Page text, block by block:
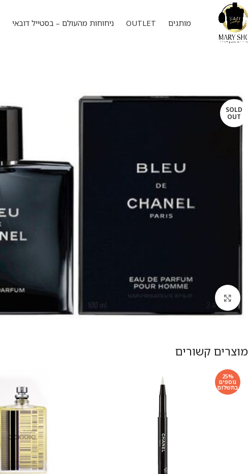
מותגים OUTLET ניחוחות מהעולם – בסטייל דובאי
SOLD
OUT
להגדלת התמונה
מוצרים קשורים
25%
נוספים
בתשלום